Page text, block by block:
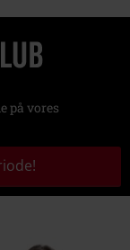
på vores